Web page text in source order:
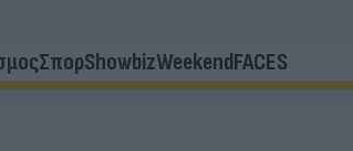
ΣπορShowbizWeekendFACES